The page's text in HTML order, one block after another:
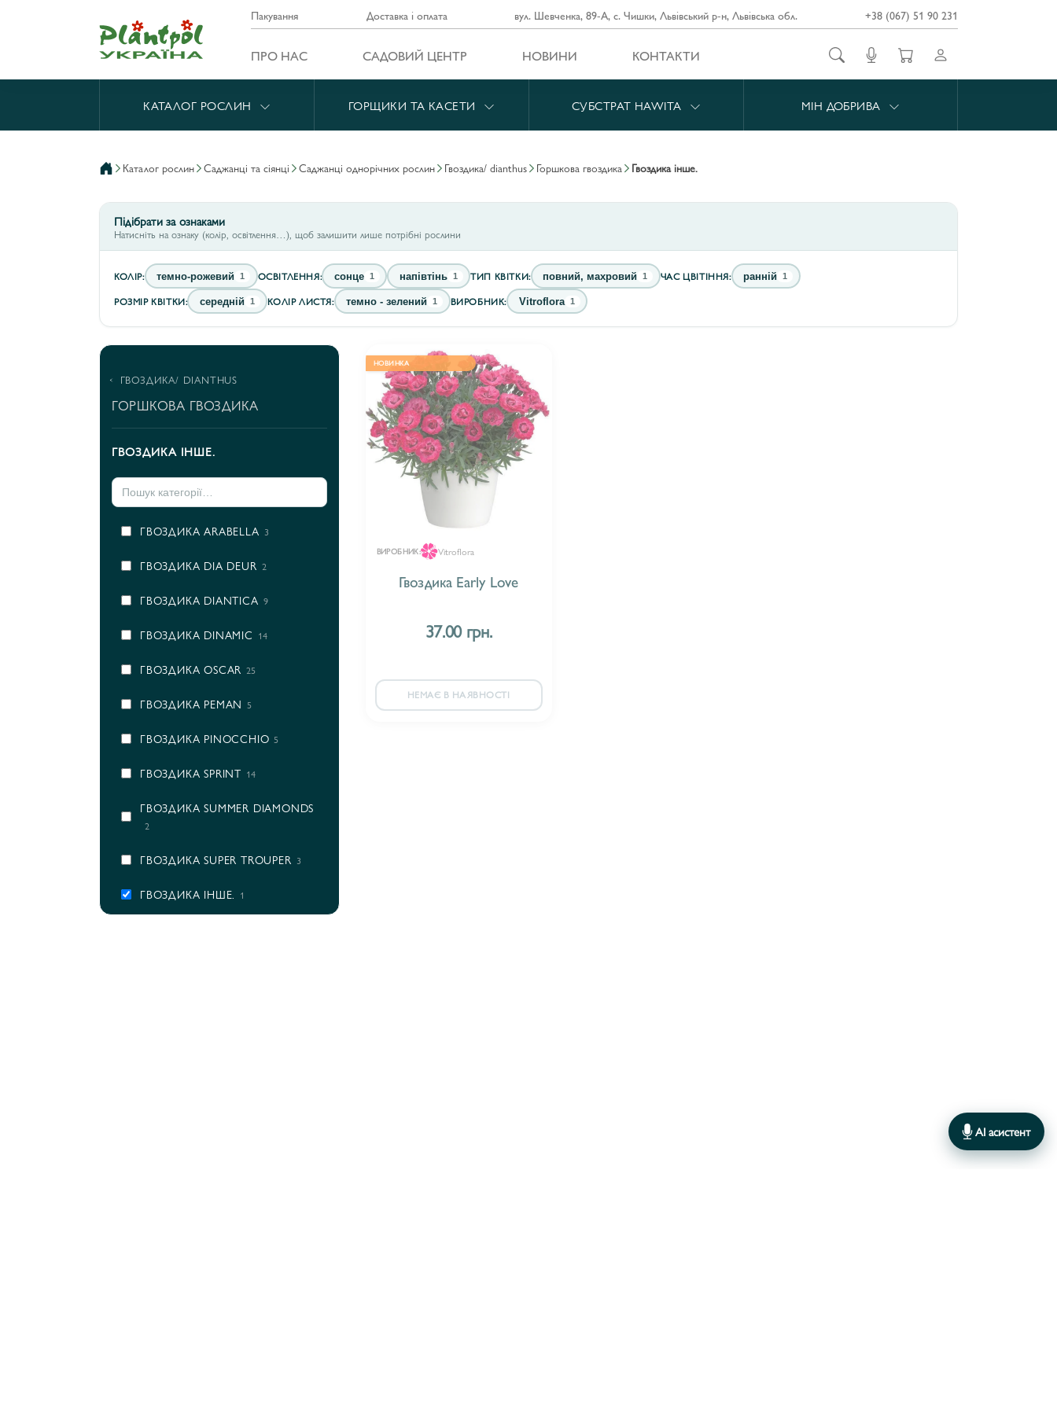
Пакування Доставка і оплата вул. Шевченка, 89-А, с. Чишки, Львівський р-н, Львівська обл. +38 (067) 51 90 231
ПРО НАС САДОВИЙ ЦЕНТР НОВИНИ КОНТАКТИ
КАТАЛОГ РОСЛИН ГОРЩИКИ ТА КАСЕТИ СУБСТРАТ HAWITA МІН ДОБРИВА
каталог рослин саджанці та сіянці саджанці однорічних рослин гвоздика/ dianthus горшкова гвоздика гвоздика інше.
Підібрати за ознаками
Натисніть на ознаку (колір, освітлення…), щоб залишити лише потрібні рослини
КОЛІР: темно-рожевий 1 ОСВІТЛЕННЯ: сонце 1 напівтінь 1 ТИП КВІТКИ: повний, махровий 1 ЧАС ЦВІТІННЯ: ранній 1
РОЗМІР КВІТКИ: середній 1 КОЛІР ЛИСТЯ: темно - зелений 1 ВИРОБНИК: Vitroflora 1
ГВОЗДИКА/ DIANTHUS
ГОРШКОВА ГВОЗДИКА
ГВОЗДИКА ІНШЕ.
ГВОЗДИКА ARABELLA 3
ГВОЗДИКА DIA DEUR 2
ГВОЗДИКА DIANTICA 9
ГВОЗДИКА DINAMIC 14
ГВОЗДИКА OSCAR 25
ГВОЗДИКА PEMAN 5
ГВОЗДИКА PINOCCHIO 5
ГВОЗДИКА SPRINT 14
ГВОЗДИКА SUMMER DIAMONDS
2
ГВОЗДИКА SUPER TROUPER 3
ГВОЗДИКА ІНШЕ. 1
НОВИНКА
ВИРОБНИК: Vitroflora
Гвоздика Early Love
37.00 грн.
НЕМАЄ В НАЯВНОСТІ
AI асистент